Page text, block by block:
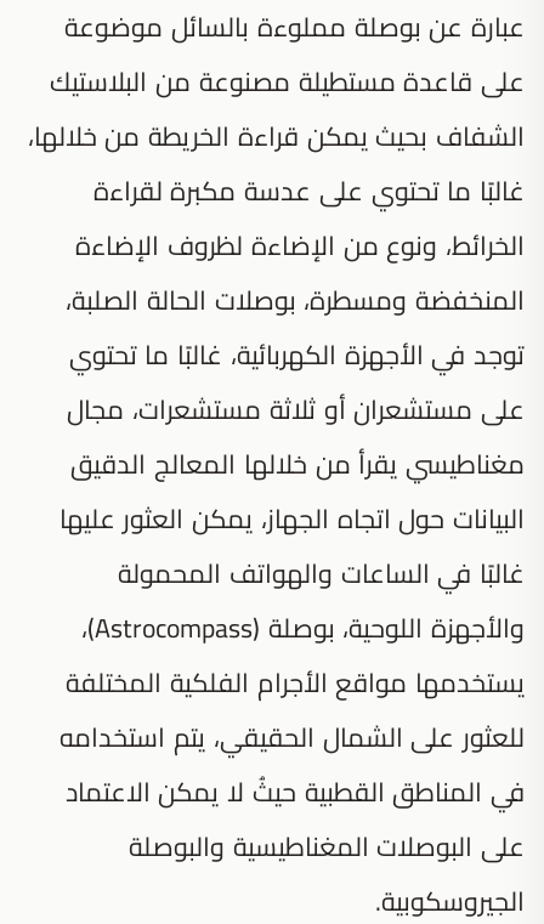
عبارة عن بوصلة مملوءة بالسائل موضوعة
على قاعدة مستطيلة مصنوعة من البلاستيك
الشفاف بحيث يمكن قراءة الخريطة من خلالها،
غالبًا ما تحتوي على عدسة مكبرة لقراءة
الخرائط، ونوع من الإضاءة لظروف الإضاءة
المنخفضة ومسطرة، بوصلات الحالة الصلبة،
توجد في الأجهزة الكهربائية، غالبًا ما تحتوي
على مستشعران أو ثلاثة مستشعرات، مجال
مغناطيسي يقرأ من خلالها المعالج الدقيق
البيانات حول اتجاه الجهاز، يمكن العثور عليها
غالبًا في الساعات والهواتف المحمولة
والأجهزة اللوحية، بوصلة (Astrocompass)،
يستخدمها مواقع الأجرام الفلكية المختلفة
للعثور على الشمال الحقيقي، يتم استخدامه
في المناطق القطبية حيثُ لا يمكن الاعتماد
على البوصلات المغناطيسية والبوصلة
الجيروسكوبية.